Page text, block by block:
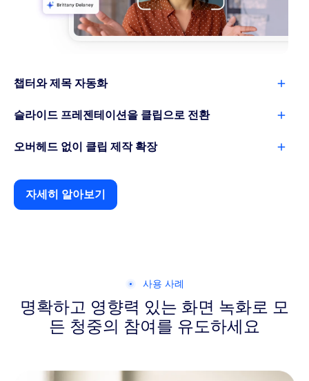
챕터와 제목 자동화
슬라이드 프레젠테이션을 클립으로 전환
오버헤드 없이 클립 제작 확장
자세히 알아보기
사용 사례
명확하고 영향력 있는 화면 녹화로 모
든 청중의 참여를 유도하세요